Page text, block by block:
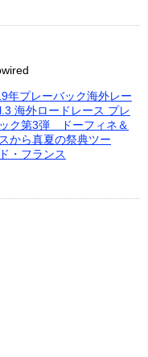
年プレーバック海外レー
海外ロードレース プレ
ク第3弾 ドーフィネ＆
から真夏の祭典ツー
・フランス